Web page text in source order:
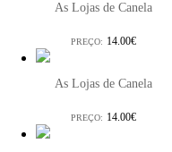
As Lojas de Canela
PREÇO: 14.00€
As Lojas de Canela
PREÇO: 14.00€